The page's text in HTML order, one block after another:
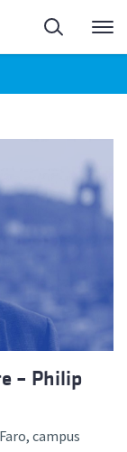
Pesquisa
– Philip
campus